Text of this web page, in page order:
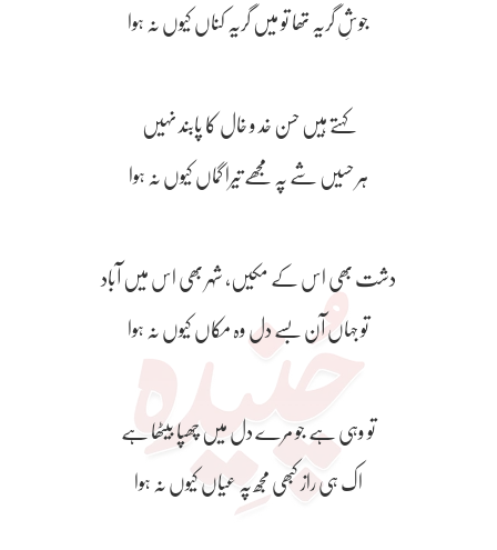
جوشِ گریہ تھا تو میں گریہ کناں کیوں نہ ہوا
کہتے ہیں حسن خد و خال کا پابند نہیں
ہر حسیں شے پہ مجھے تیرا گماں کیوں نہ ہوا
دشت بھی اس کے مکیں، شہر بھی اس میں آباد
تو جہاں آن بسے دل وہ مکاں کیوں نہ ہوا
تو وہی ہے جو مرے دل میں چھپا بیٹھا ہے
اک ہی راز کبھی مجھ پہ عیاں کیوں نہ ہوا